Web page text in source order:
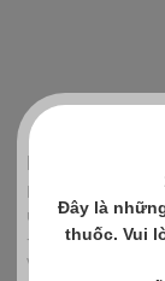
Đây là
thuốc. Vui
PREDNISON
Prednison được
ức chế miễn dịch:
- Viêm khớp
viêm mạch, viêm